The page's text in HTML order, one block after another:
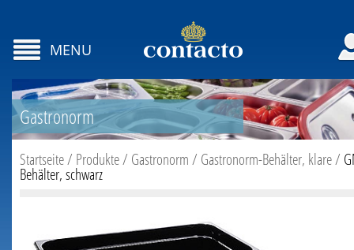
MENU
Gastronorm
Startseite/ Produkte/ Gastronorm/ Gastronorm-Behälter, klare/
Behälter, schwarz